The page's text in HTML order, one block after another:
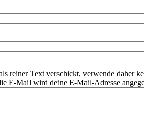
reiner Text verschickt, verwende daher
E-Mail wird deine E-Mail-Adresse